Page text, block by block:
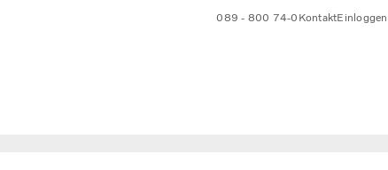
089 - 800 74-0 KontaktEinloggen